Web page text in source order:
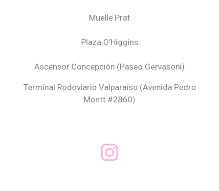
Muelle Prat
Plaza O’Higgins
Ascensor Concepción (Paseo Gervasoni)
Terminal Rodoviario Valparaíso (Avenida Pedro
Montt #2860)